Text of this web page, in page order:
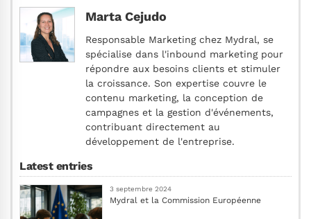
Marta Cejudo
Responsable Marketing chez Mydral, se
spécialise dans l'inbound marketing pour
répondre aux besoins clients et stimuler
la croissance. Son expertise couvre le
contenu marketing, la conception de
campagnes et la gestion d'événements,
contribuant directement au
développement de l'entreprise.
Latest entries
3 septembre 2024
Mydral et la Commission Européenne